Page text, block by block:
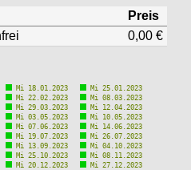
Preis
0,00 €
Mi 18.01.2023
Mi 25.01.2023
Mi 22.02.2023
Mi 08.03.2023
Mi 29.03.2023
Mi 12.04.2023
Mi 03.05.2023
Mi 10.05.2023
Mi 07.06.2023
Mi 14.06.2023
Mi 19.07.2023
Mi 26.07.2023
Mi 13.09.2023
Mi 04.10.2023
Mi 25.10.2023
Mi 08.11.2023
Mi 20.12.2023
Mi 27.12.2023